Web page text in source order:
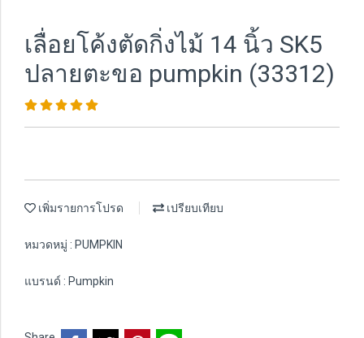
เลื่อยโค้งตัดกิ่งไม้ 14 นิ้ว SK5
ปลายตะขอ pumpkin (33312)
เพิ่มรายการโปรด เปรียบเทียบ
หมวดหมู่ : PUMPKIN
แบรนด์ : Pumpkin